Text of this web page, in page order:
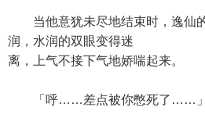
当他意犹未尽地结束时，逸仙
润，水润的双眼变得迷
离，上气不接下气地娇喘起来。
「呼……差点被你憋死了……」